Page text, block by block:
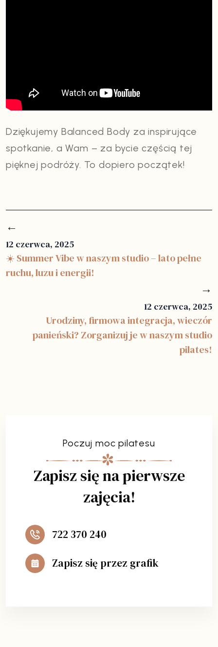
Dziękujemy Balanced Body za inspirujące
spotkanie, a Wam – za bycie częścią tej
pięknej podróży. To dopiero początek!
←
12 czerwca, 2025
☀️ Summer Vibe w naszym studio – lato pełne
ruchu, luzu i energii!
→
12 czerwca, 2025
Urodziny, firmowa integracja, wieczór
panieński? Zorganizuj je w naszym studio
pilates!
Poczuj moc pilatesu
Zapisz się na pierwsze
zajęcia!
722 370 240
Zapisz się przez grafik